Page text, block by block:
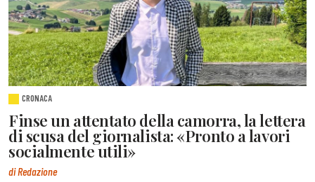
CRONACA
Finse un attentato della camorra, la lettera
di scusa del giornalista: «Pronto a lavori
socialmente utili»
di Redazione